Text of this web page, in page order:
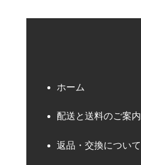
ホーム
配送と送料のご案内
返品・交換について